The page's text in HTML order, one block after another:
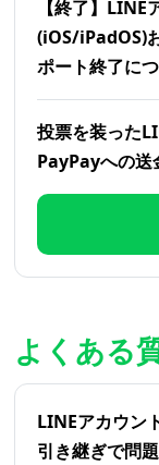
【終了】
(iOS/iPadOS)
ポート終了に
投票を装った
PayPayへの送
よくある
LINEアカウン
引き継ぎで問